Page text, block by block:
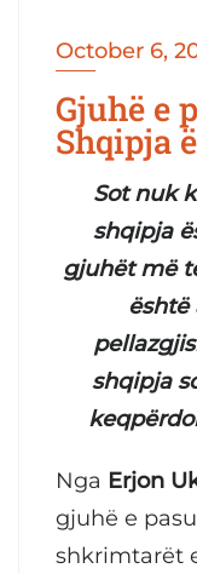
October 6,
Gjuhë e
Shqipja
Sot nuk
shqipja
gjuhët më
është
shqipja
Nga Erjon
gjuhë e
shkrimtarët